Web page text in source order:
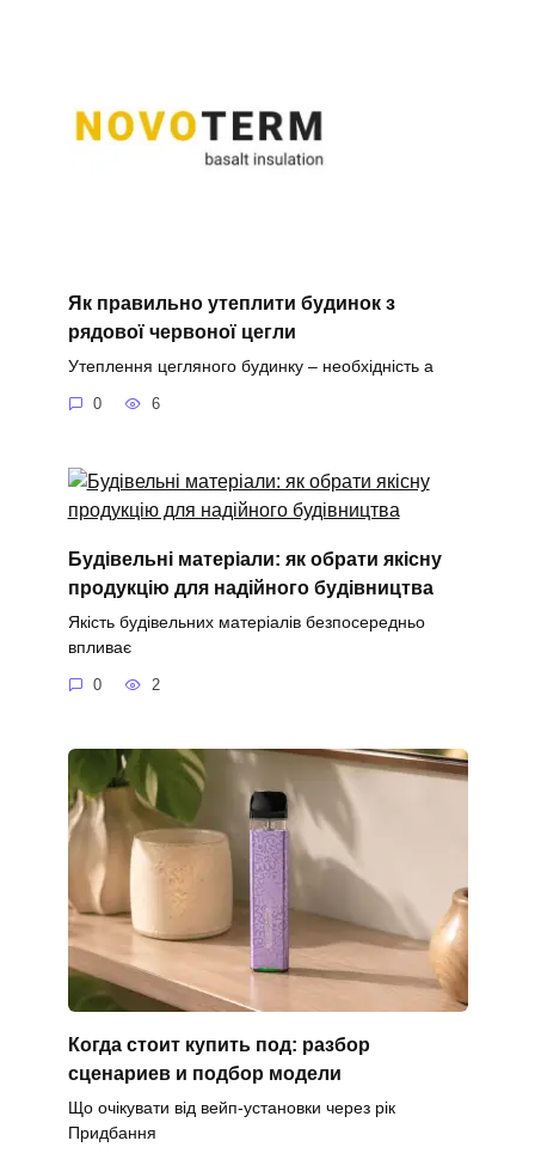
Як правильно утеплити будинок з
рядової червоної цегли
Утеплення цегляного будинку – необхідність а
0 6
Будівельні матеріали: як обрати якісну
продукцію для надійного будівництва
Якість будівельних матеріалів безпосередньо
впливає
0 2
Когда стоит купить под: разбор
сценариев и подбор модели
Що очікувати від вейп-установки через рік
Придбання